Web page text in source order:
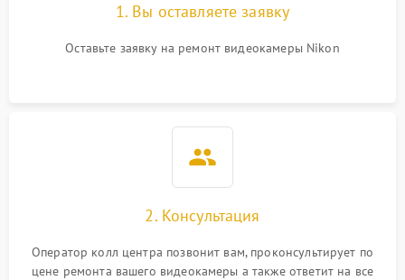
1. Вы оставляете заявку
Оставьте заявку на ремонт видеокамеры Nikon
2. Консультация
Оператор колл центра позвонит вам, проконсультирует по
цене ремонта вашего видеокамеры а также ответит на все